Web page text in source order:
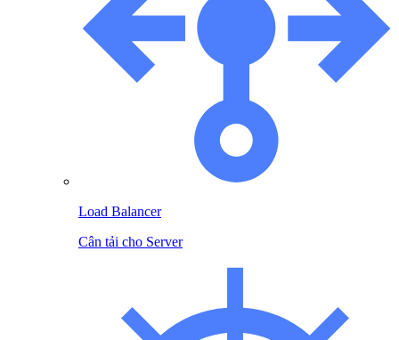
Load Balancer
Cân tải cho Server